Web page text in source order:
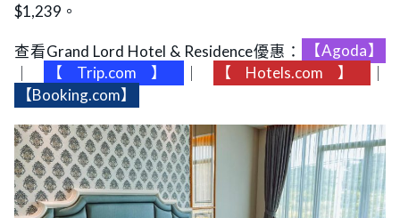
$1,239。
查看Grand Lord Hotel & Residence優惠：
【Agoda】
【Trip.com】 【Hotels.com】
【Booking.com】